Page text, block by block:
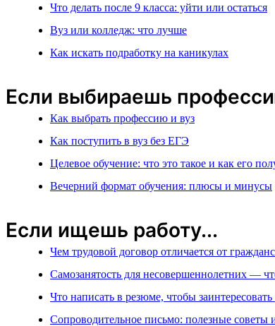
Что делать после 9 класса: уйти или остаться
Вуз или колледж: что лучше
Как искать подработку на каникулах
Если выбираешь
Как выбрать профессию и вуз
Как поступить в вуз без ЕГЭ
Целевое обучение: что это такое и как его
Вечерний формат обучения: плюсы и минусы
Если ищешь работу...
Чем трудовой договор отличается от
Самозанятость для несовершеннолетних —
Что написать в резюме, чтобы заинтересовать
Сопроводительное письмо: полезные советы